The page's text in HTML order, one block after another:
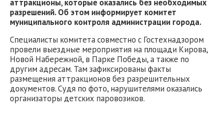
аттракционы, которые оказались без необходимых
разрешений. Об этом информирует комитет
муниципального контроля администрации города.
Специалисты комитета совместно с Гостехнадзором
провели выездные мероприятия на площади Кирова,
Новой Набережной, в Парке Победы, а также по
другим адресам. Там зафиксированы факты
размещения аттракционов без разрешительных
документов. Судя по фото, нарушителями оказались
организаторы детских паровозиков.